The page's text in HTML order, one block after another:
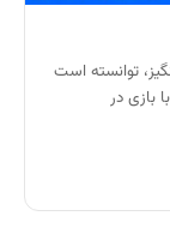
توانسته است
بازی در